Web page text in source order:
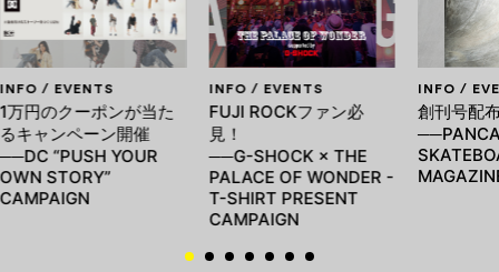
INFO / EVENTS
1万円のクーポンが当た
るキャンペーン開催
──DC “PUSH YOUR
OWN STORY”
CAMPAIGN
INFO / EVENTS
FUJI ROCKファン必
見！
──G-SHOCK × THE
PALACE OF WONDER -
T-SHIRT PRESENT
CAMPAIGN
INFO /
創刊号配